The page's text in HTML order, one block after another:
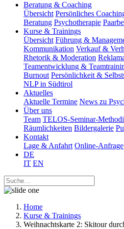
Beratung & Coaching
Übersicht Persönliches
Beratung Psychotherapie
Kurse & Trainings
Übersicht Führung &
Kommunikation Verkauf &
Rhetorik & Moderation
Teamentwicklung &
Burnout Persönlichkeit &
NLP in Südtirol
Aktuelles
Aktuelle Termine News zu
Über uns
Team TELOS-Seminar-
Räumlichkeiten Bildergalerie
Kontakt
Lage & Anfahrt Online-Anfrage
DE
IT EN
Home
Kurse & Trainings
Weihnachtskarte 2: Skitour